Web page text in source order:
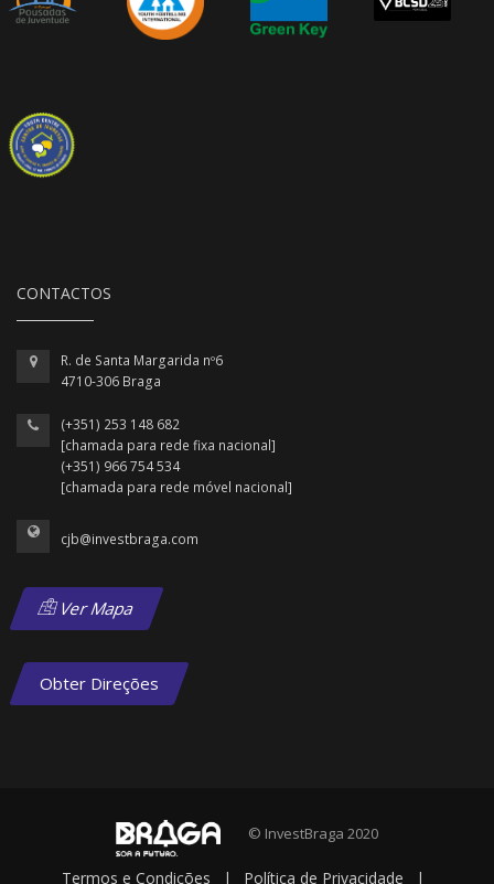
CONTACTOS
R. de Santa Margarida nº6
4710-306 Braga
(+351) 253 148 682
[chamada para rede fixa nacional]
(+351) 966 754 534
[chamada para rede móvel nacional]
cjb@investbraga.com
Ver Mapa
Obter Direções
© InvestBraga 2020
Termos e Condições | Política de Privacidade |